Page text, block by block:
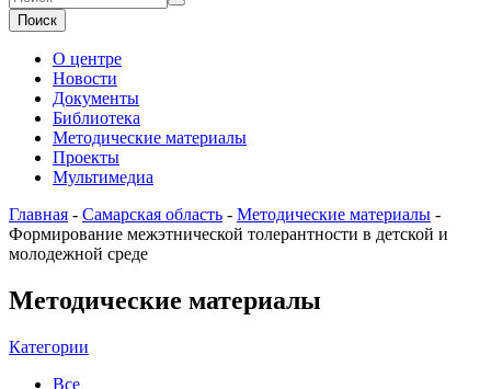
Поиск
О центре
Новости
Документы
Библиотека
Методические материалы
Проекты
Мультимедиа
Главная - Самарская область - Методические материалы -
Формирование межэтнической толерантности в детской и
молодежной среде
Методические материалы
Категории
Все